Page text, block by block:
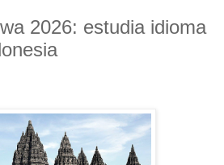
2026: estudia idioma